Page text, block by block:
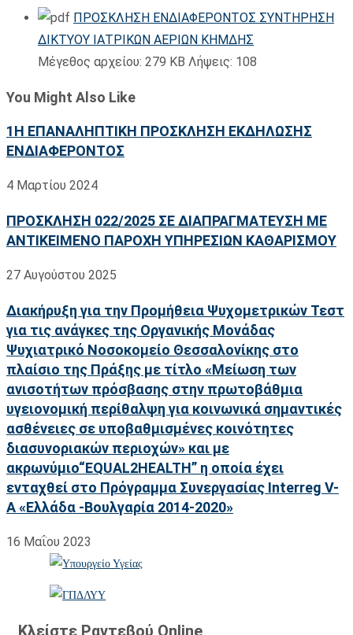
ΠΡΟΣΚΛΗΣΗ ΕΝΔΙΑΦΕΡΟΝΤΟΣ ΣΥΝΤΗΡΗΣΗ
ΔΙΚΤΥΟΥ ΙΑΤΡΙΚΩΝ ΑΕΡΙΩΝ ΚΗΜΔΗΣ
Μέγεθος αρχείου: 279 KB Λήψεις: 108
You Might Also Like
1Η ΕΠΑΝΑΛΗΠΤΙΚΗ ΠΡΟΣΚΛΗΣΗ ΕΚΔΗΛΩΣΗΣ
ΕΝΔΙΑΦΕΡΟΝΤΟΣ
4 Μαρτίου 2024
ΠΡΟΣΚΛΗΣΗ 022/2025 ΣΕ ΔΙΑΠΡΑΓΜΑΤΕΥΣΗ ΜΕ
ΑΝΤΙΚΕΙΜΕΝΟ ΠΑΡΟΧΗ ΥΠΗΡΕΣΙΩΝ ΚΑΘΑΡΙΣΜΟΥ
27 Αυγούστου 2025
Διακήρυξη για την Προμήθεια Ψυχομετρικών Τεστ
για τις ανάγκες της Οργανικής Μονάδας
Ψυχιατρικό Νοσοκομείο Θεσσαλονίκης στο
πλαίσιο της Πράξης με τίτλο «Μείωση των
ανισοτήτων πρόσβασης στην πρωτοβάθμια
υγειονομική περίθαλψη για κοινωνικά σημαντικές
ασθένειες σε υποβαθμισμένες κοινότητες
διασυνοριακών περιοχών» και με
ακρωνύμιο“EQUAL2HEALTH” η οποία έχει
ενταχθεί στο Πρόγραμμα Συνεργασίας Interreg V-
A «Ελλάδα -Βουλγαρία 2014-2020»
16 Μαΐου 2023
Κλείστε Ραντεβού Online